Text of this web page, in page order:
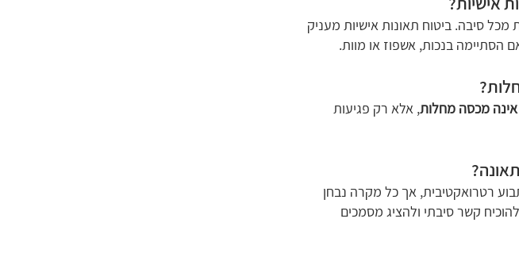
מכל סיבה. ביטוח תאונות אישיות מעניק
הסתיימה בנכות, אשפוז או מוות.
אינה מכסה מחלות, אלא רק פגיעות
רטרואקטיבית, אך כל מקרה נבחן
קשר סיבתי ולהציג מסמכים